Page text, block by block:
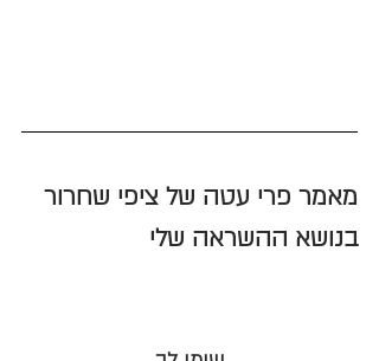
מאמר פרי עטה של ציפי שחרור
בנושא ההשראה שלי